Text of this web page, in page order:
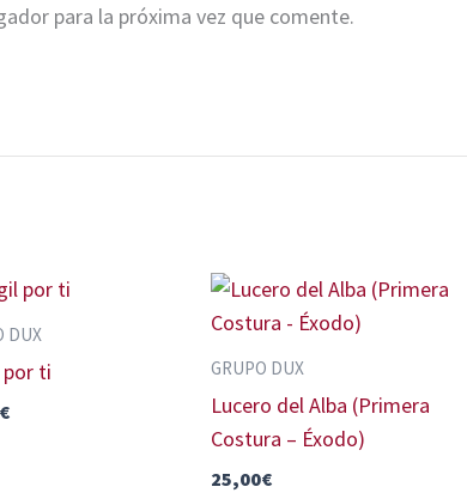
para la próxima vez que comente.
DUX
por ti
€
GRUPO DUX
Lucero del Alba (Primera
Costura – Éxodo)
25,00€